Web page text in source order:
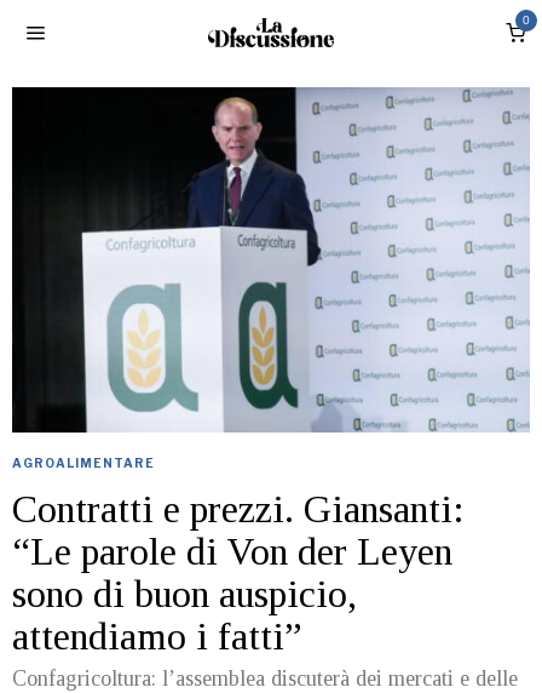
0
AGROALIMENTARE
Contratti e prezzi. Giansanti:
“Le parole di Von der Leyen
sono di buon auspicio,
attendiamo i fatti”
Confagricoltura: l’assemblea discuterà dei mercati e delle